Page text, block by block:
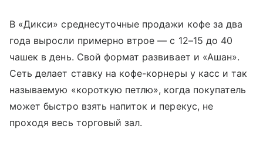
В «Дикси» среднесуточные продажи кофе за два
года выросли примерно втрое — с 12–15 до 40
чашек в день. Свой формат развивает и «Ашан».
Сеть делает ставку на кофе-корнеры у касс и так
называемую «короткую петлю», когда покупатель
может быстро взять напиток и перекус, не
проходя весь торговый зал.